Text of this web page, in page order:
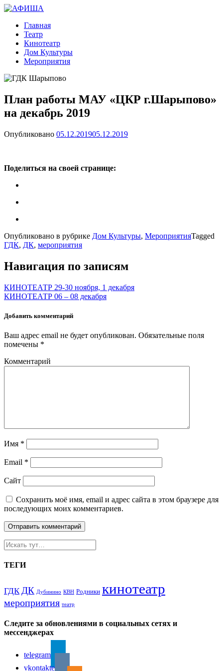
АФИША
вшарыпово.рф
Главная
Театр
Кинотеатр
Дом Культуры
Мероприятия
План работы МАУ «ЦКР г.Шарыпово»
на декабрь 2019
Опубликовано 05.12.201905.12.2019
Поделиться на своей странице:
Опубликовано в рубрике Дом Культуры, МероприятияTagged
ГДК, ДК, мероприятия
Навигация по записям
КИНОТЕАТР 29-30 ноября, 1 декабря
КИНОТЕАТР 06 – 08 декабря
Добавить комментарий
Ваш адрес email не будет опубликован. Обязательные поля
помечены *
Комментарий
Имя *
Email *
Сайт
Сохранить моё имя, email и адрес сайта в этом браузере для
последующих моих комментариев.
ТЕГИ
ГДК ДК Дубинино КВН Родники кинотеатр
мероприятия театр
Следите за обновлениями в социальных сетях и
мессенджерах
telegram
vkontakte